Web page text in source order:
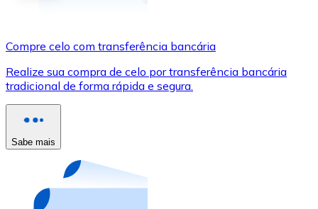
Comprar com transferência bancária
Cartão de crédito / débito
Comprar com cartão
Loja - Cartões-presente
Compre cartões-presente das suas marcas favoritas
Compre celo com transferência bancária
Realize sua compra de celo por transferência bancária
tradicional de forma rápida e segura.
Sabe mais